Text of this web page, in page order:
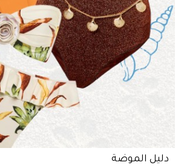
دليل الموضة